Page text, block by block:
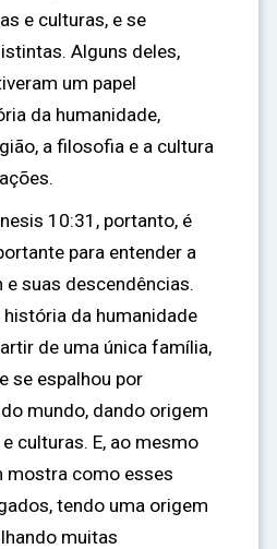
e culturas, e se
Alguns deles,
um papel
da humanidade,
a filosofia e a cultura
10:31, portanto, é
para entender a
e suas descendências.
da humanidade
de uma única família,
se espalhou por
mundo, dando origem
culturas. E, ao mesmo
mostra como esses
tendo uma origem
muitas